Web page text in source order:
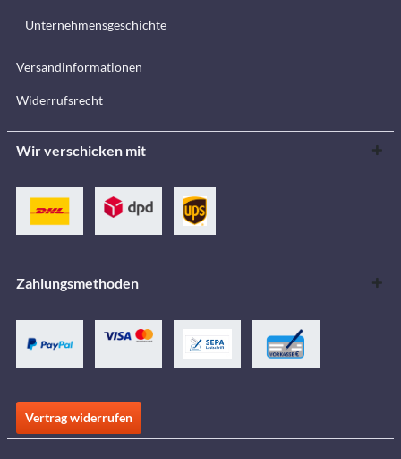
Unternehmensgeschichte
Versandinformationen
Widerrufsrecht
Wir verschicken mit
Zahlungsmethoden
Vertrag widerrufen